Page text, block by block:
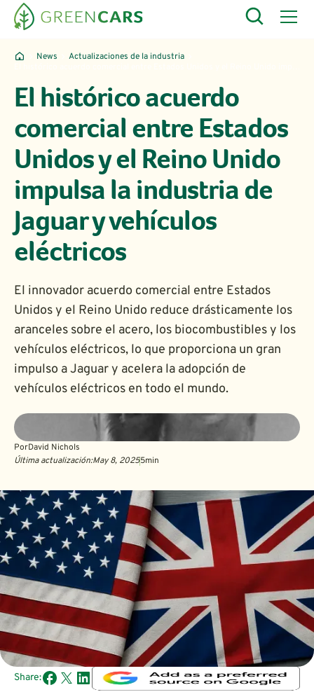
News
Actualizaciones de la industria
El histórico acuerdo
comercial entre Estados
Unidos y el Reino Unido
impulsa la industria de
Jaguar y vehículos
eléctricos
El innovador acuerdo comercial entre Estados
Unidos y el Reino Unido reduce drásticamente los
aranceles sobre el acero, los biocombustibles y los
vehículos eléctricos, lo que proporciona un gran
impulso a Jaguar y acelera la adopción de
vehículos eléctricos en todo el mundo.
PorDavid Nichols
Última actualización:May 8, 20255min
Share: